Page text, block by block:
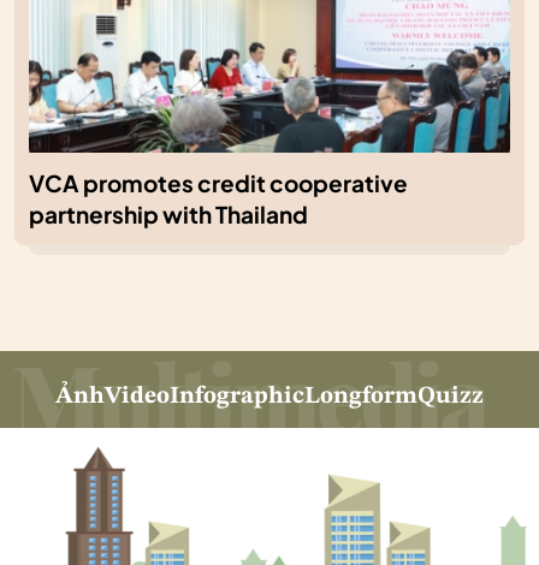
VCA promotes credit cooperative
partnership with Thailand
ẢnhVideoInfographicLongformQuizz